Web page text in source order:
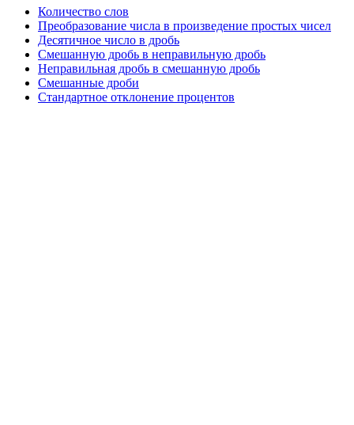
Количество слов
Преобразование числа в произведение простых чисел
Десятичное число в дробь
Смешанную дробь в неправильную дробь
Неправильная дробь в смешанную дробь
Смешанные дроби
Стандартное отклонение процентов